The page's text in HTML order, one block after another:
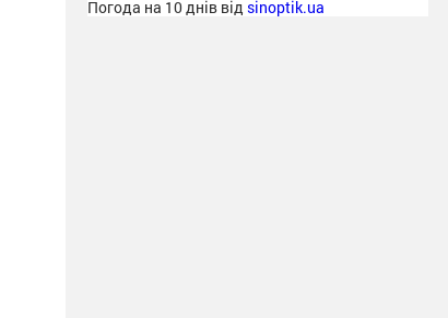
Погода на 10 днів від sinoptik.ua